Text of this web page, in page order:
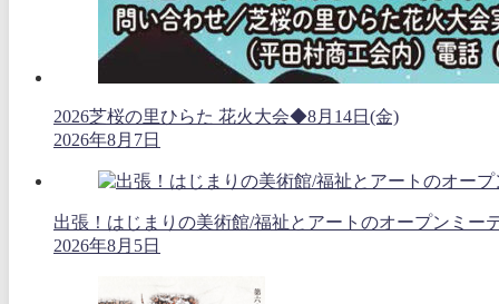
2026芝桜の里ひらた 花火大会◆8月14日(金)
2026年8月7日
出張！はじまりの美術館/福祉とアートのオープンミー
2026年8月5日